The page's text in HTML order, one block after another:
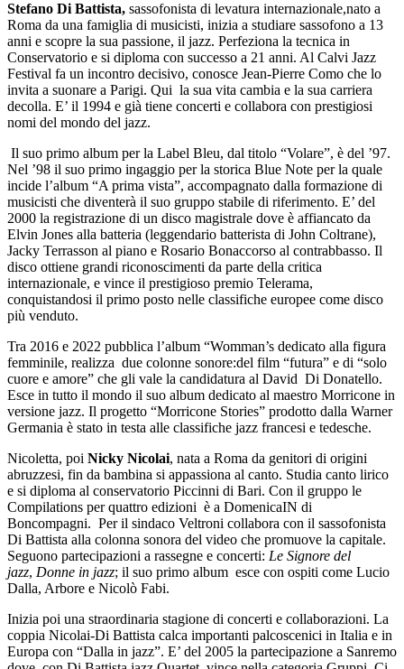
Stefano Di Battista, sassofonista di levatura internazionale,nato a
Roma da una famiglia di musicisti, inizia a studiare sassofono a 13
anni e scopre la sua passione, il jazz. Perfeziona la tecnica in
Conservatorio e si diploma con successo a 21 anni. Al Calvi Jazz
Festival fa un incontro decisivo, conosce Jean-Pierre Como che lo
invita a suonare a Parigi. Qui la sua vita cambia e la sua carriera
decolla. E’ il 1994 e già tiene concerti e collabora con prestigiosi
nomi del mondo del jazz.
Il suo primo album per la Label Bleu, dal titolo “Volare”, è del ’97.
Nel ’98 il suo primo ingaggio per la storica Blue Note per la quale
incide l’album “A prima vista”, accompagnato dalla formazione di
musicisti che diventerà il suo gruppo stabile di riferimento. E’ del
2000 la registrazione di un disco magistrale dove è affiancato da
Elvin Jones alla batteria (leggendario batterista di John Coltrane),
Jacky Terrasson al piano e Rosario Bonaccorso al contrabbasso. Il
disco ottiene grandi riconoscimenti da parte della critica
internazionale, e vince il prestigioso premio Telerama,
conquistandosi il primo posto nelle classifiche europee come disco
più venduto.
Tra 2016 e 2022 pubblica l’album “Womman’s dedicato alla figura
femminile, realizza due colonne sonore:del film “futura” e di “solo
cuore e amore” che gli vale la candidatura al David Di Donatello.
Esce in tutto il mondo il suo album dedicato al maestro Morricone in
versione jazz. Il progetto “Morricone Stories” prodotto dalla Warner
Germania è stato in testa alle classifiche jazz francesi e tedesche.
Nicoletta, poi Nicky Nicolai, nata a Roma da genitori di origini
abruzzesi, fin da bambina si appassiona al canto. Studia canto lirico
e si diploma al conservatorio Piccinni di Bari. Con il gruppo le
Compilations per quattro edizioni è a DomenicaIN di
Boncompagni. Per il sindaco Veltroni collabora con il sassofonista
Di Battista alla colonna sonora del video che promuove la capitale.
Seguono partecipazioni a rassegne e concerti: Le Signore del
jazz, Donne in jazz; il suo primo album esce con ospiti come Lucio
Dalla, Arbore e Nicolò Fabi.
Inizia poi una straordinaria stagione di concerti e collaborazioni. La
coppia Nicolai-Di Battista calca importanti palcoscenici in Italia e in
Europa con “Dalla in jazz”. E’ del 2005 la partecipazione a Sanremo